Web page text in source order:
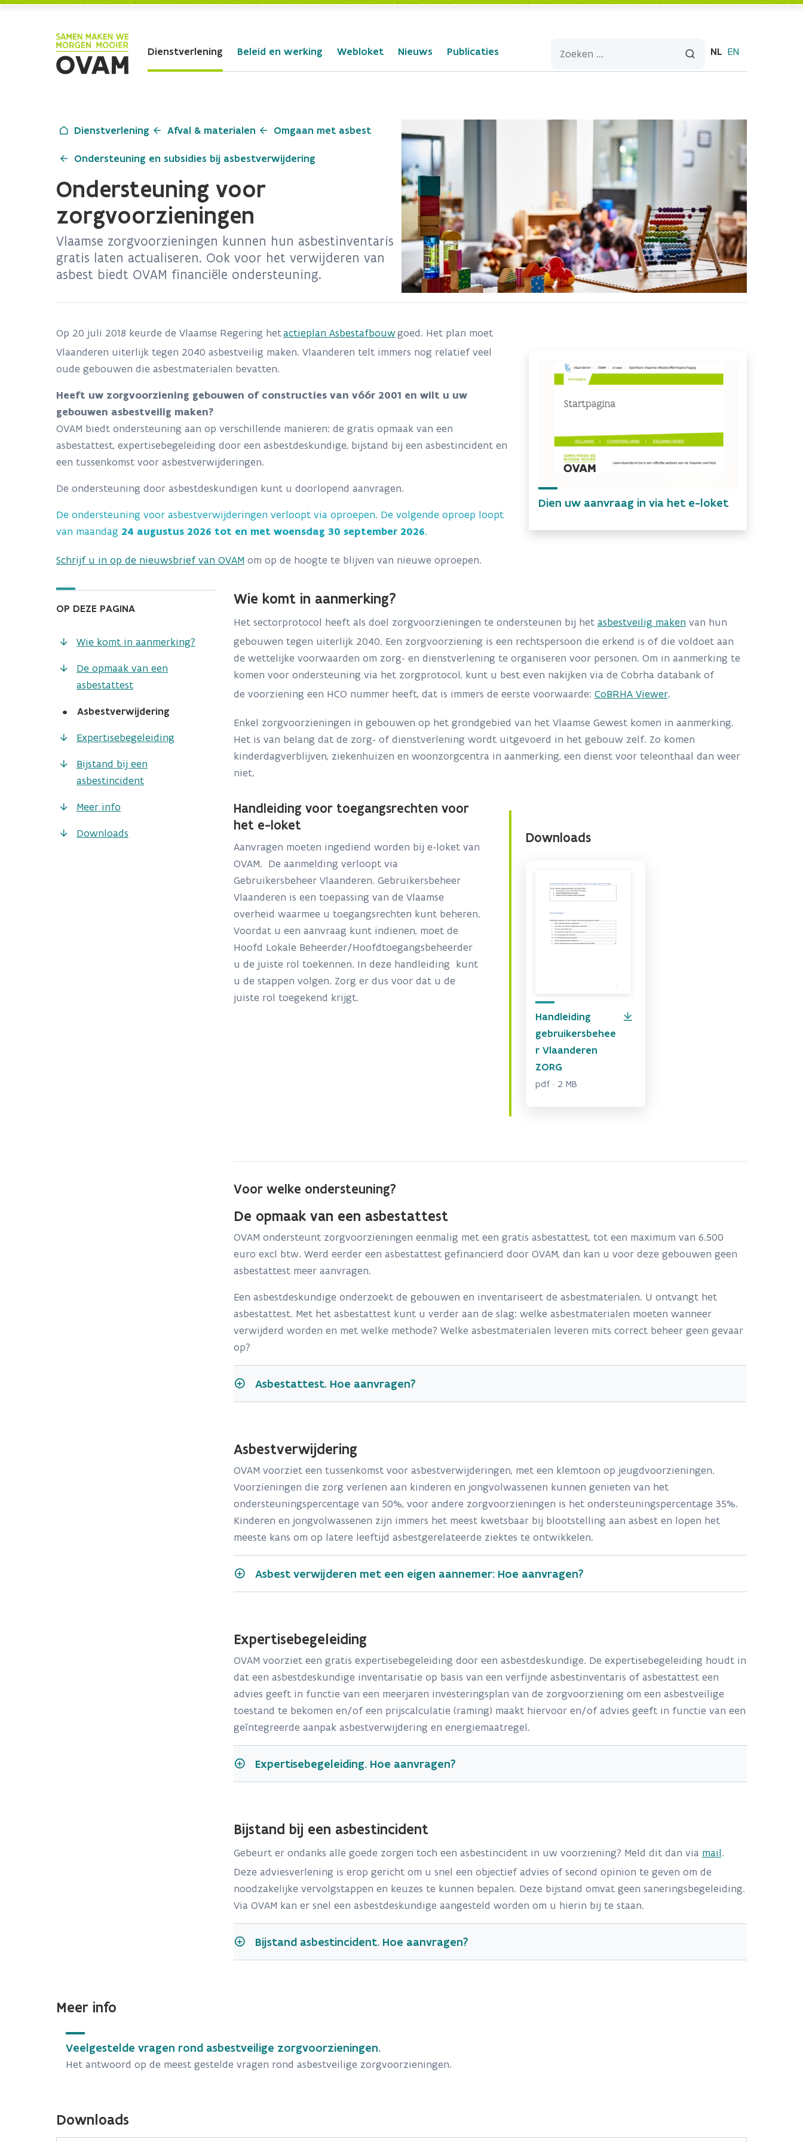
Dienstverlening Beleid en werking Webloket Nieuws Publicaties NL EN
Dienstverlening Afval & materialen Omgaan met asbest
Ondersteuning en subsidies bij asbestverwijdering
Ondersteuning voor
zorgvoorzieningen
Vlaamse zorgvoorzieningen kunnen hun asbestinventaris
gratis laten actualiseren. Ook voor het verwijderen van
asbest biedt OVAM financiële ondersteuning.
Op 20 juli 2018 keurde de Vlaamse Regering hetactieplan Asbestafbouwgoed. Het plan moet
Vlaanderen uiterlijk tegen 2040 asbestveilig maken. Vlaanderen telt immers nog relatief veel
oude gebouwen die asbestmaterialen bevatten.
Heeft uw zorgvoorziening gebouwen of constructies van vóór 2001 en wilt u uw
gebouwen asbestveilig maken?
OVAM biedt ondersteuning aan op verschillende manieren: de gratis opmaak van een
asbestattest, expertisebegeleiding door een asbestdeskundige, bijstand bij een asbestincident en
een tussenkomst voor asbestverwijderingen.
De ondersteuning door asbestdeskundigen kunt u doorlopend aanvragen.
De ondersteuning voor asbestverwijderingen verloopt via oproepen. De volgende oproep loopt
van maandag 24 augustus 2026 tot en met woensdag 30 september 2026.
Schrijf u in op de nieuwsbrief van OVAM om op de hoogte te blijven van nieuwe oproepen.
Dien uw aanvraag in via het e-loket
OP DEZE PAGINA
Wie komt in aanmerking?
De opmaak van een
asbestattest
•
Asbestverwijdering
​​​​​Expertisebegeleiding
Bijstand bij een
asbestincident
Meer info
Downloads
Wie komt in aanmerking?
Het sectorprotocol heeft als doel zorgvoorzieningen te ondersteunen bij het asbestveilig maken van hun
gebouwen tegen uiterlijk 2040. Een zorgvoorziening is een rechtspersoon die erkend is of die voldoet aan
de wettelijke voorwaarden om zorg- en dienstverlening te organiseren voor personen. Om in aanmerking te
komen voor ondersteuning via het zorgprotocol, kunt u best even nakijken via de Cobrha databank of
de voorziening een HCO nummer heeft, dat is immers de eerste voorwaarde: CoBRHA Viewer.
Enkel zorgvoorzieningen in gebouwen op het grondgebied van het Vlaamse Gewest komen in aanmerking.
Het is van belang dat de zorg- of dienstverlening wordt uitgevoerd in het gebouw zelf. Zo komen
kinderdagverblijven, ziekenhuizen en woonzorgcentra in aanmerking, een dienst voor teleonthaal dan weer
niet.
Handleiding voor toegangsrechten voor
het e-loket
Aanvragen moeten ingediend worden bij e-loket van
OVAM. De aanmelding verloopt via
Gebruikersbeheer Vlaanderen. Gebruikersbeheer
Vlaanderen is een toepassing van de Vlaamse
overheid waarmee u toegangsrechten kunt beheren.
Voordat u een aanvraag kunt indienen, moet de
Hoofd Lokale Beheerder/Hoofdtoegangsbeheerder
u de juiste rol toekennen. In deze handleiding kunt
u de stappen volgen. Zorg er dus voor dat u de
juiste rol toegekend krijgt.
Downloads
Handleiding
gebruikersbehee
r Vlaanderen
ZORG
pdf · 2 MB
Voor welke ondersteuning?
De opmaak van een asbestattest
OVAM ondersteunt zorgvoorzieningen eenmalig met een gratis asbestattest, tot een maximum van 6.500
euro excl btw. Werd eerder een asbestattest gefinancierd door OVAM, dan kan u voor deze gebouwen geen
asbestattest meer aanvragen.
Een asbestdeskundige onderzoekt de gebouwen en inventariseert de asbestmaterialen. U ontvangt het
asbestattest. Met het asbestattest kunt u verder aan de slag: welke asbestmaterialen moeten wanneer
verwijderd worden en met welke methode? Welke asbestmaterialen leveren mits correct beheer geen gevaar
op?
Asbestattest. Hoe aanvragen?
het opdrachtformulier
Asbestverwijdering
OVAM voorziet een tussenkomst voor asbestverwijderingen, met een klemtoon op jeugdvoorzieningen.
Voorzieningen die zorg verlenen aan kinderen en jongvolwassenen kunnen genieten van het
ondersteuningspercentage van 50%, voor andere zorgvoorzieningen is het ondersteuningspercentage 35%.
Kinderen en jongvolwassenen zijn immers het meest kwetsbaar bij blootstelling aan asbest en lopen het
meeste kans om op latere leeftijd asbestgerelateerde ziektes te ontwikkelen.
Asbest verwijderen met een eigen aannemer: Hoe aanvragen?
Lijst van de fiches van de te verwijderen asbestmaterialen zoals opgenomen in het asbestattest
​​​​​Expertisebegeleiding
OVAM voorziet een gratis expertisebegeleiding door een asbestdeskundige. De expertisebegeleiding houdt in
dat een asbestdeskundige inventarisatie op basis van een verfijnde asbestinventaris of asbestattest een
advies geeft in functie van een meerjaren investeringsplan van de zorgvoorziening om een asbestveilige
toestand te bekomen en/of een prijscalculatie (raming) maakt hiervoor en/of advies geeft in functie van een
geïntegreerde aanpak asbestverwijdering en energiemaatregel.
Expertisebegeleiding. Hoe aanvragen?
Bijstand bij een asbestincident
Gebeurt er ondanks alle goede zorgen toch een asbestincident in uw voorziening? Meld dit dan via mail.
Deze adviesverlening is erop gericht om u snel een objectief advies of second opinion te geven om de
noodzakelijke vervolgstappen en keuzes te kunnen bepalen. Deze bijstand omvat geen saneringsbegeleiding.
Via OVAM kan er snel een asbestdeskundige aangesteld worden om u hierin bij te staan.
Bijstand asbestincident. Hoe aanvragen?
Meer info
Veelgestelde vragen rond asbestveilige zorgvoorzieningen.
Het antwoord op de meest gestelde vragen rond asbestveilige zorgvoorzieningen.
Downloads